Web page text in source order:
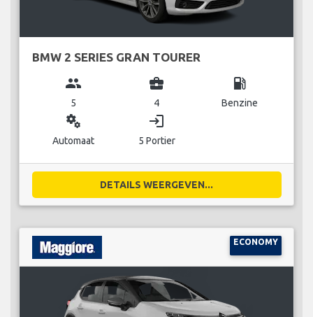
BMW 2 SERIES GRAN TOURER
group
5
business_center
4
local_gas_station
Benzine
miscellaneous_services
Automaat
login
5 Portier
DETAILS WEERGEVEN...
ECONOMY